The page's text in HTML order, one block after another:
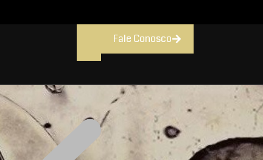
Fale Conosco